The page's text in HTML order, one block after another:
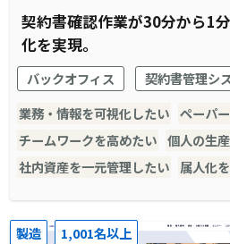
契約書確認作業が30分から1
化を実現。
バックオフィス
契約書管理シ
業務・情報を可視化したい ペーパ
チームワークを高めたい 個人の生
社内資産を一元管理したい 属人化
製造 1,001名以上